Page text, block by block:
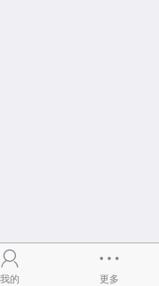
我的 更多